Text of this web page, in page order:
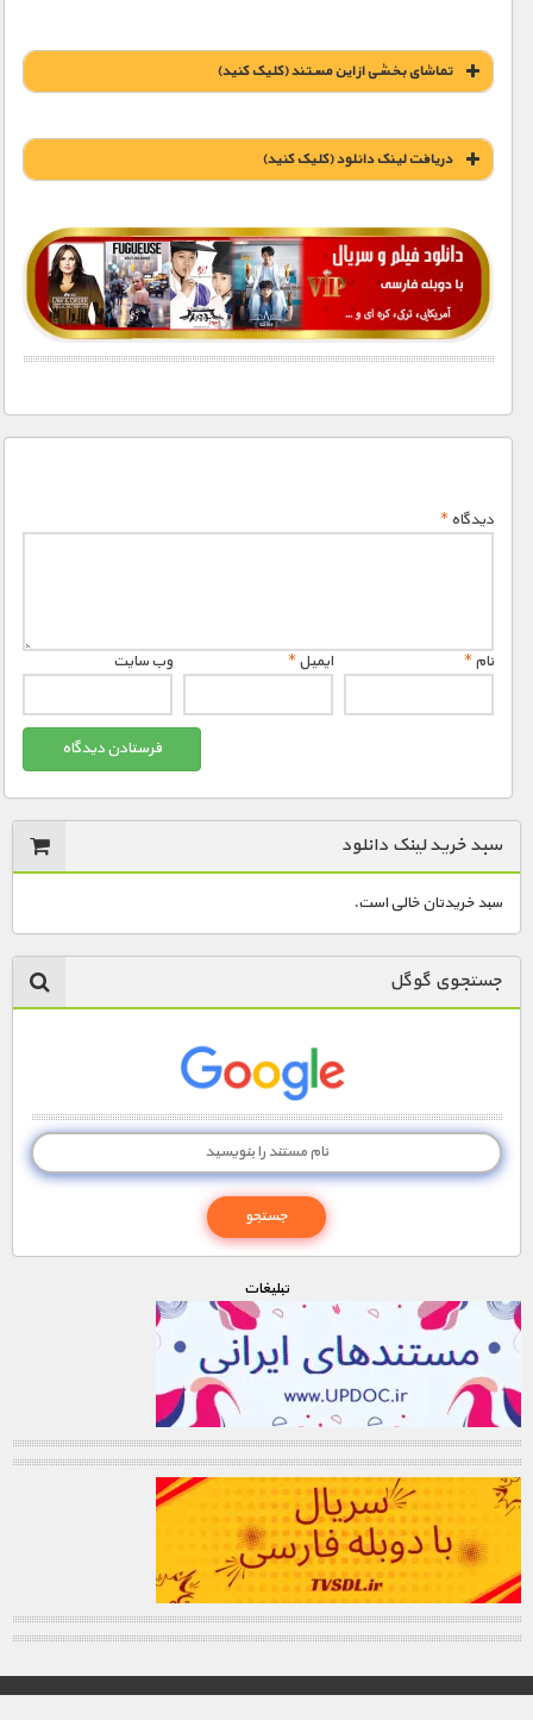
تماشای بخشی از این مستند (کلیک کنید)
دریافت لينک دانلود (کليک کنيد)
1900 تومان – خريد لينک دانلود (افزودن به سبد خريد)
دیدگاه*
نام* ایمیل* وب‌ سایت
سبد خرید لینک دانلود
سبد خریدتان خالی است.
جستجوی گوگل
تبليغات